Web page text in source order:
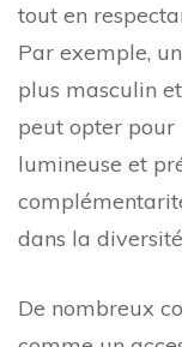
tout en
Par exemple,
plus masculin
peut opter pour
lumineuse et
dans la
De nombreux